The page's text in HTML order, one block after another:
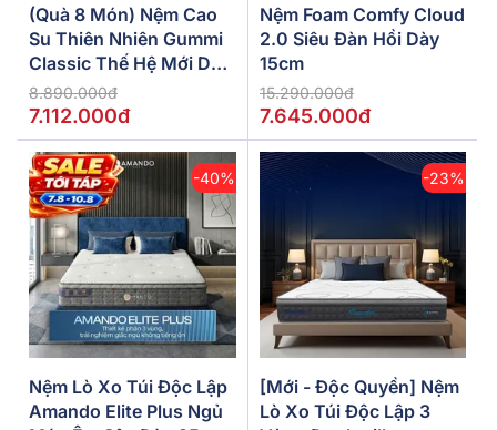
(Quà 8 Món) Nệm Cao
Su Thiên Nhiên Gummi
Classic Thế Hệ Mới Dày
5/10/15cm
8.890.000đ
7.112.000đ
Nệm Foam Comfy Cloud
2.0 Siêu Đàn Hồi Dày
15cm
15.290.000đ
7.645.000đ
-40%
Nệm Lò Xo Túi Độc Lập
Amando Elite Plus Ngủ
-23%
[Mới - Độc Quyền] Nệm
Lò Xo Túi Độc Lập 3